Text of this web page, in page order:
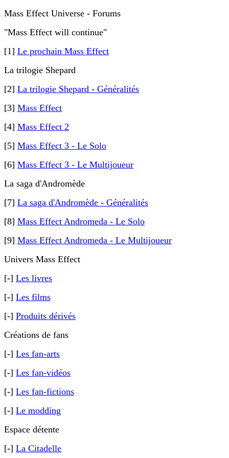
Mass Effect Universe - Forums
"Mass Effect will continue"
[1] Le prochain Mass Effect
La trilogie Shepard
[2] La trilogie Shepard - Généralités
[3] Mass Effect
[4] Mass Effect 2
[5] Mass Effect 3 - Le Solo
[6] Mass Effect 3 - Le Multijoueur
La saga d'Andromède
[7] La saga d'Andromède - Généralités
[8] Mass Effect Andromeda - Le Solo
[9] Mass Effect Andromeda - Le Multijoueur
Univers Mass Effect
[-] Les livres
[-] Les films
[-] Produits dérivés
Créations de fans
[-] Les fan-arts
[-] Les fan-vidéos
[-] Les fan-fictions
[-] Le modding
Espace détente
[-] La Citadelle